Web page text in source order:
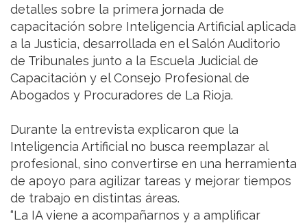
detalles sobre la primera jornada de
capacitación sobre Inteligencia Artificial aplicada
a la Justicia, desarrollada en el Salón Auditorio
de Tribunales junto a la Escuela Judicial de
Capacitación y el Consejo Profesional de
Abogados y Procuradores de La Rioja.
Durante la entrevista explicaron que la
Inteligencia Artificial no busca reemplazar al
profesional, sino convertirse en una herramienta
de apoyo para agilizar tareas y mejorar tiempos
de trabajo en distintas áreas.
“La IA viene a acompañarnos y a amplificar